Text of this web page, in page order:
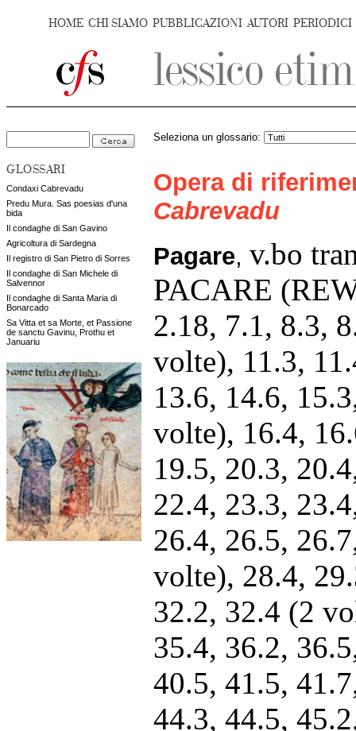
HOME CHI SIAMO PUBBLICAZIONI AUTORI PERIODICI
GLOSSARI
Condaxi Cabrevadu
Predu Mura. Sas poesias d'una
bida
Il condaghe di San Gavino
Agricoltura di Sardegna
Il registro di San Pietro di Sorres
Il condaghe di San Michele di
Salvennor
Il condaghe di Santa Maria di
Bonarcado
Sa Vitta et sa Morte, et Passione
de sanctu Gavinu, Prothu et
Januariu
Seleziona un glossario:
Opera di
Cabrevadu
Pagare, v.bo
PACARE
2.18, 7.1, 8.3,
volte), 11.3,
13.6, 14.6,
volte), 16.4,
19.5, 20.3,
22.4, 23.3,
26.4, 26.5,
volte), 28.4,
32.2, 32.4 (2
35.4, 36.2,
40.5, 41.5,
44.3, 44.5,